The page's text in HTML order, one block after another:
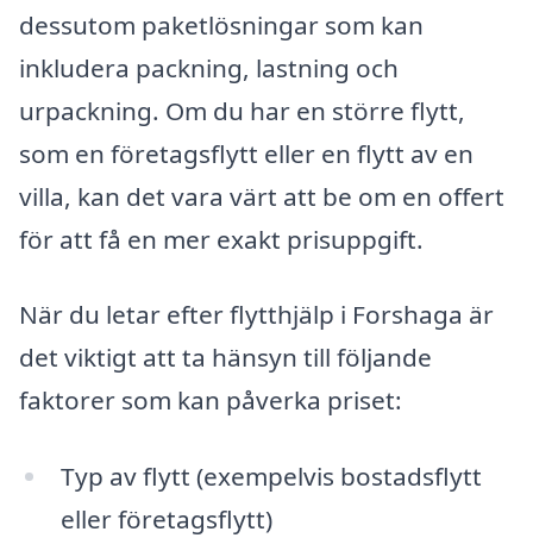
dessutom paketlösningar som kan
inkludera packning, lastning och
urpackning. Om du har en större flytt,
som en företagsflytt eller en flytt av en
villa, kan det vara värt att be om en offert
för att få en mer exakt prisuppgift.
När du letar efter flytthjälp i Forshaga är
det viktigt att ta hänsyn till följande
faktorer som kan påverka priset:
Typ av flytt (exempelvis bostadsflytt
eller företagsflytt)